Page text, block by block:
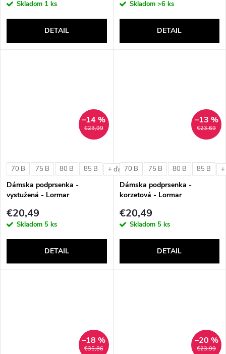
Skladom 1 ks
DETAIL
Skladom >6 ks
DETAIL
€23,99
–14 %
70 B 75 B 80 B 85 B + ďalšie
Dámska podprsenka -
vystužená - Lormar
€20,49
Skladom 5 ks
DETAIL
€23,69
–13 %
70 B 75 B 80 B 85 B
Dámska podprsenka -
korzetová - Lormar
€20,49
Skladom 5 ks
DETAIL
€35,86
–18 %
€23,99
–20 %